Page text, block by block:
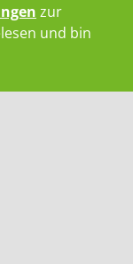
zur
und bin